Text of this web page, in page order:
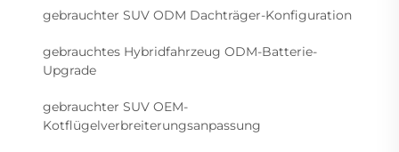
gebrauchter SUV ODM Dachträger-Konfiguration
gebrauchtes Hybridfahrzeug ODM-Batterie-
Upgrade
gebrauchter SUV OEM-
Kotflügelverbreiterungsanpassung